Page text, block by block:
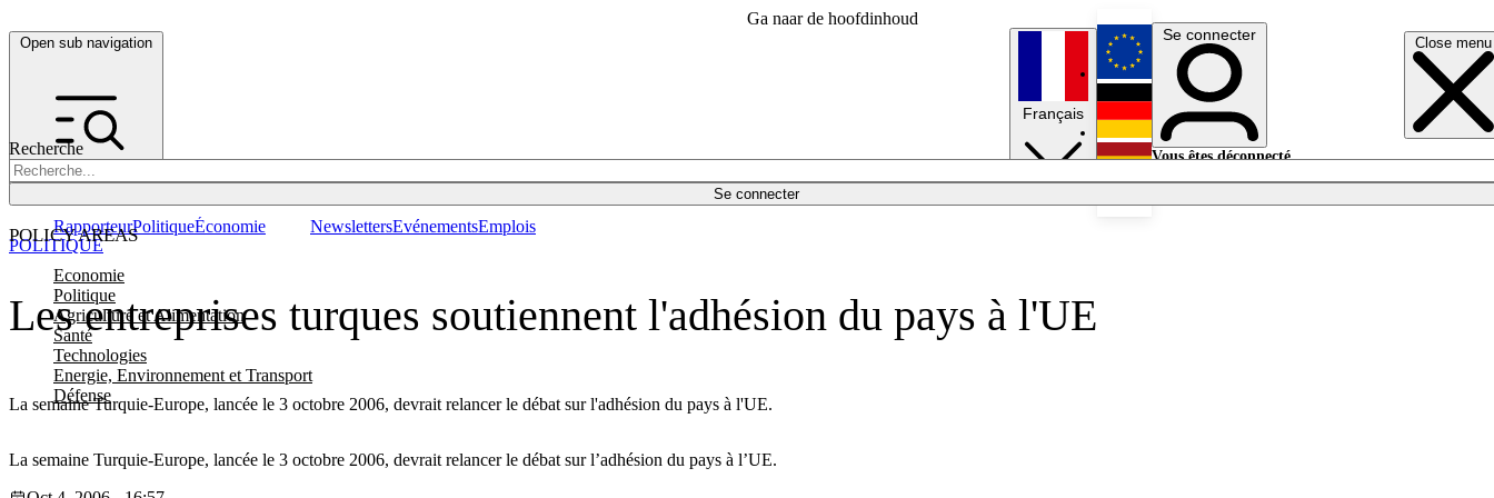
Ga naar de hoofdinhoud
Open sub navigation Close menu
Recherche
Se connecter
POLICY AREAS
Economie
Politique
Agriculture et Alimentation
Santé
Technologies
Energie, Environnement et Transport
Défense
RapporteurPolitiqueÉconomie NewslettersEvénementsEmplois
Français
English
Deutsch
Se connecter
Vous êtes déconnecté.
Les entreprises turques soutiennent l'adhésion du pays à l'UE
La semaine Turquie-Europe, lancée le 3 octobre 2006, devrait relancer le débat sur l'adhésion du pays à l'UE.
POLITIQUE
La semaine Turquie-Europe, lancée le 3 octobre 2006, devrait relancer le débat sur l’adhésion du pays à l’UE.